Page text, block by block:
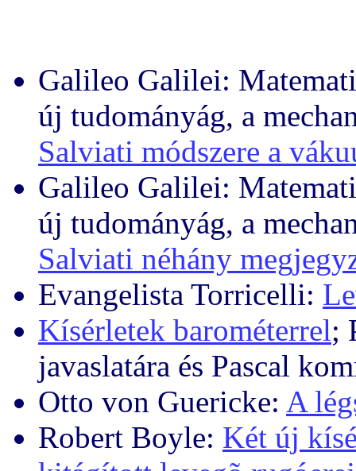
Galileo Galilei:
új tudományág, a
Salviati módszere a
Galileo Galilei:
új tudományág, a
Salviati néhány
Evangelista Torricelli:
Kísérletek barométerrel;
javaslatára és Pascal
Otto von Guericke: A
Robert Boyle: Két új